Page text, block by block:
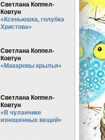
Светлана Коппел-
Ковтун
«Ксеньюшка, голубка
Христова»
Светлана Коппел-
Ковтун
«Макаровы крылья»
Светлана Коппел-
Ковтун
«В чуланчике
изношенных вещей»